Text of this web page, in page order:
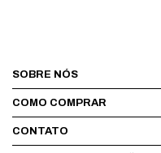
SOBRE NÓS
COMO COMPRAR
CONTATO